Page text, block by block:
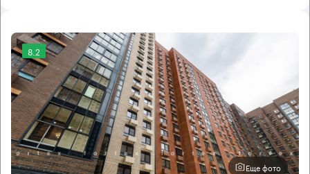
8.2
Еще фото